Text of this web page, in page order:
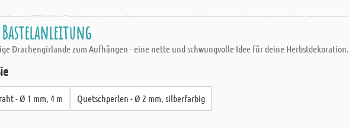
Bastelanleitung
Drachengirlande zum Aufhängen - eine nette und schwungvolle Idee für deine Herbstdekoration.
- Ø 1 mm, 4 m Quetschperlen - Ø 2 mm, silberfarbig